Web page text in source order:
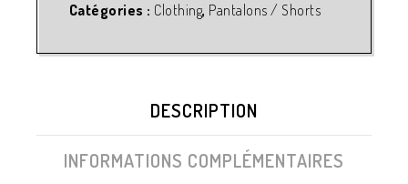
Catégories : Clothing, Pantalons / Shorts
DESCRIPTION
INFORMATIONS COMPLÉMENTAIRES